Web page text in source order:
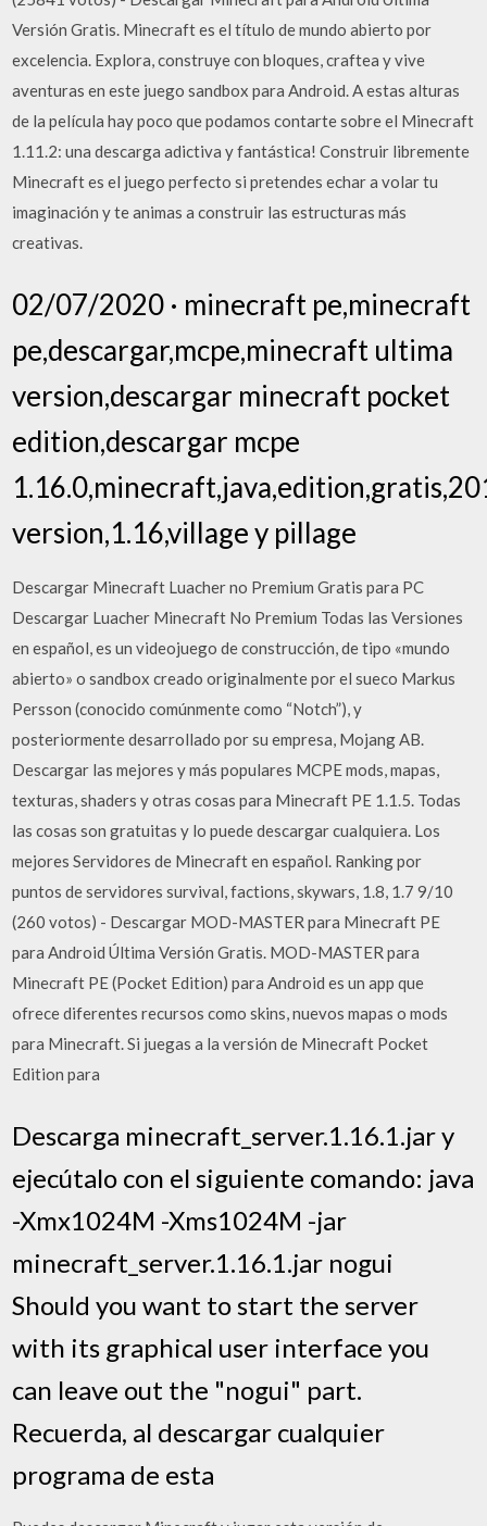
Versión Gratis. Minecraft es el título de mundo abierto por
excelencia. Explora, construye con bloques, craftea y vive
aventuras en este juego sandbox para Android. A estas alturas
de la película hay poco que podamos contarte sobre el Minecraft
1.11.2: una descarga adictiva y fantástica! Construir libremente
Minecraft es el juego perfecto si pretendes echar a volar tu
imaginación y te animas a construir las estructuras más
creativas.
02/07/2020 · minecraft pe,minecraft
pe,descargar,mcpe,minecraft ultima
version,descargar minecraft pocket
edition,descargar mcpe
version,1.16,village y pillage
Descargar Minecraft Luacher no Premium Gratis para PC
Descargar Luacher Minecraft No Premium Todas las Versiones
en español, es un videojuego de construcción, de tipo «mundo
abierto» o sandbox creado originalmente por el sueco Markus
Persson (conocido comúnmente como “Notch”), y
posteriormente desarrollado por su empresa, Mojang AB.
Descargar las mejores y más populares MCPE mods, mapas,
texturas, shaders y otras cosas para Minecraft PE 1.1.5. Todas
las cosas son gratuitas y lo puede descargar cualquiera. Los
mejores Servidores de Minecraft en español. Ranking por
puntos de servidores survival, factions, skywars, 1.8, 1.7 9/10
(260 votos) - Descargar MOD-MASTER para Minecraft PE
para Android Última Versión Gratis. MOD-MASTER para
Minecraft PE (Pocket Edition) para Android es un app que
ofrece diferentes recursos como skins, nuevos mapas o mods
para Minecraft. Si juegas a la versión de Minecraft Pocket
Edition para
Descarga minecraft_server.1.16.1.jar y
ejecútalo con el siguiente comando: java
-Xmx1024M -Xms1024M -jar
minecraft_server.1.16.1.jar nogui
Should you want to start the server
with its graphical user interface you
can leave out the "nogui" part.
Recuerda, al descargar cualquier
programa de esta